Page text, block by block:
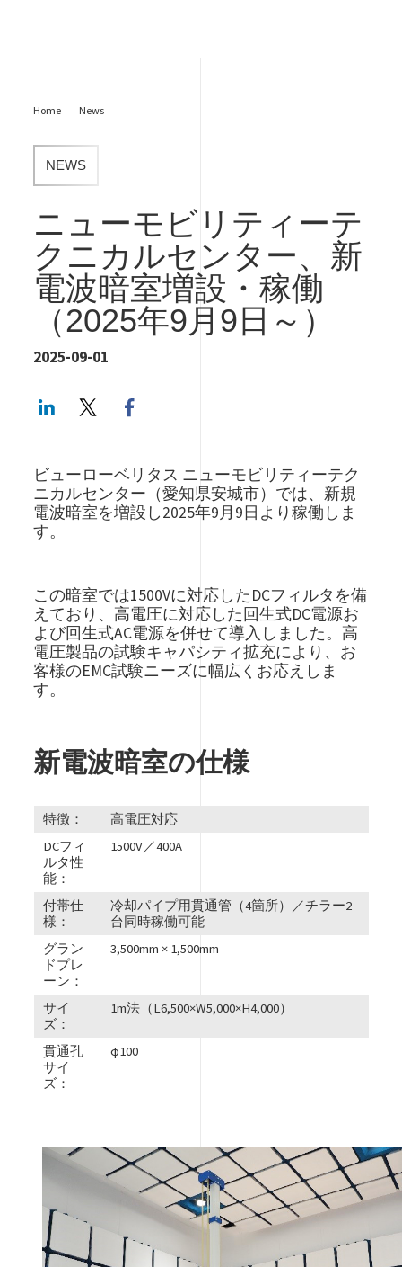
Home News
NEWS
ニューモビリティーテ
クニカルセンター、新
電波暗室増設・稼働
（2025年9月9日～）
2025-09-01
LinkedInTwitter
ビューローベリタス ニューモビリティーテク
ニカルセンター（愛知県安城市）では、新規
電波暗室を増設し2025年9月9日より稼働しま
す。
この暗室では1500Vに対応したDCフィルタを備
えており、高電圧に対応した回生式DC電源お
よび回生式AC電源を併せて導入しました。高
電圧製品の試験キャパシティ拡充により、お
客様のEMC試験ニーズに幅広くお応えしま
す。
新電波暗室の仕様
特徴：
高電圧対応
DCフィ
ルタ性
能：
1500V／400A
付帯仕
様：
冷却パイプ用貫通管（4箇所）／チラー2
台同時稼働可能
グラン
ドプレ
ーン：
3,500mm × 1,500mm
サイ
ズ：
1m法（L6,500×W5,000×H4,000）
貫通孔
サイ
ズ：
φ100